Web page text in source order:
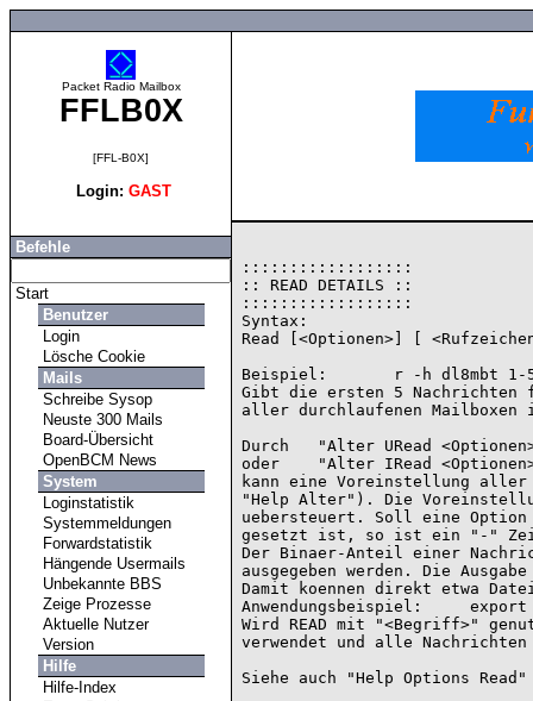
Packet Radio Mailbox
FFLB0X
[FFL-B0X]
Login: GAST
Befehle
Start
Benutzer
Login
Lösche Cookie
Mails
Schreibe Sysop
Neuste 300 Mails
Board-Übersicht
OpenBCM News
System
Loginstatistik
Systemmeldungen
Forwardstatistik
Hängende Usermails
Unbekannte BBS
Zeige Prozesse
Aktuelle Nutzer
Version
Hilfe
Hilfe-Index
::::::::::::::::::
:: READ DETAILS ::
::::::::::::::::::
Syntax:
Read [<Optionen>] [
Beispiel:       r -h dl8mbt 1-
Gibt die ersten 5 Nachrichten
aller durchlaufenen
Durch   "Alter URead
oder    "Alter IRead
kann eine Voreinstellung aller
"Help Alter"). Die
uebersteuert. Soll eine
gesetzt ist, so ist ein "-"
Der Binaer-Anteil einer
ausgegeben werden. Die
Damit koennen direkt etwa
Anwendungsbeispiel:
Wird READ mit "<Begriff>"
verwendet und alle